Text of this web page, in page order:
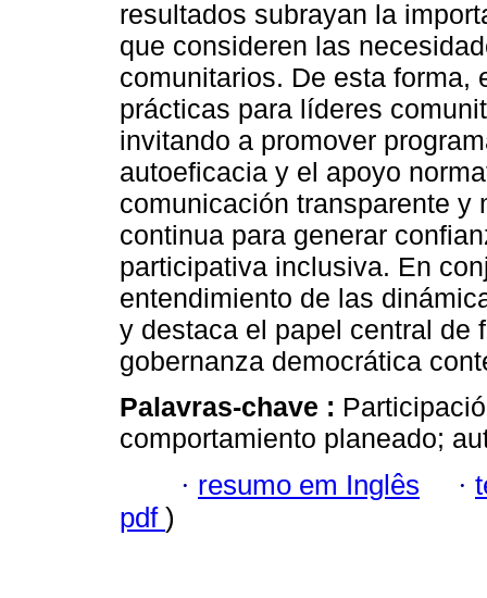
resultados subrayan la
que consideren las
comunitarios. De esta forma,
prácticas para líderes
invitando a promover
autoeficacia y el apoyo
comunicación transparente y
continua para generar
participativa inclusiva. En
entendimiento de las
y destaca el papel central de
gobernanza democrática
Palavras-chave :
comportamiento planeado;
· resumo em Inglês ·
pdf )